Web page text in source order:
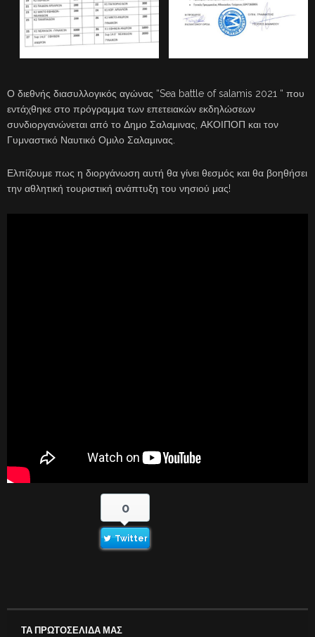
Ο διεθνής διασυλλογικός αγώνας “Sea battle of salamis 2021 “ που
εντάχθηκε στο πρόγραμμα των επετειακών εκδηλώσεων
συνδιοργανώνεται από το Δημο Σαλαμινας, ΑΚΟΙΠΟΠ και τον
Γυμναστικό Ναυτικό Ομιλο Σαλαμινας.
Ελπίζουμε πως η διοργάνωση αυτή θα γίνει θεσμός και θα βοηθήσει
την αθλητική τουριστική ανάπτυξη του νησιού μας!
0
Twitter
ΤΑ ΠΡΩΤΟΣΕΛΙΔΑ ΜΑΣ